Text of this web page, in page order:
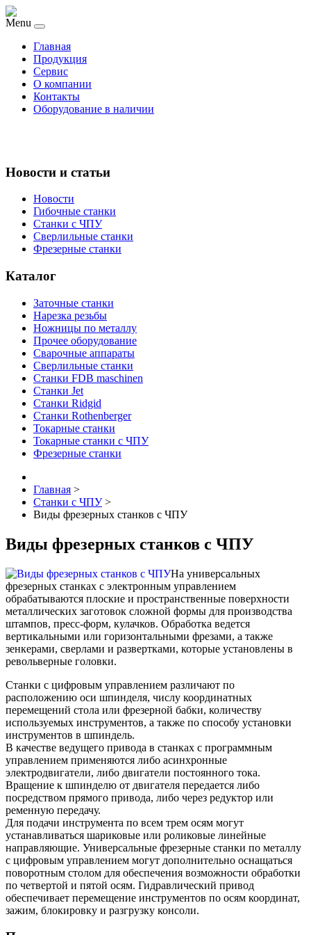
Menu
Главная
Продукция
Сервис
О компании
Контакты
Оборудование в наличии
Новости и статьи
Новости
Гибочные станки
Станки с ЧПУ
Сверлильные станки
Фрезерные станки
Каталог
Заточные станки
Нарезка резьбы
Ножницы по металлу
Прочее оборудование
Сварочные аппараты
Сверлильные станки
Станки FDB maschinen
Станки Jet
Станки Ridgid
Станки Rothenberger
Токарные станки
Токарные станки с ЧПУ
Фрезерные станки
Главная >
Станки с ЧПУ >
Виды фрезерных станков с ЧПУ
Виды фрезерных станков с ЧПУ
На универсальных
фрезерных станках с электронным управлением
обрабатываются плоские и пространственные поверхности
металлических заготовок сложной формы для производства
штампов, пресс-форм, кулачков. Обработка ведется
вертикальными или горизонтальными фрезами, а также
зенкерами, сверлами и развертками, которые установлены в
револьверные головки.
Станки с цифровым управлением различают по
расположению оси шпинделя, числу координатных
перемещений стола или фрезерной бабки, количеству
используемых инструментов, а также по способу установки
инструментов в шпиндель.
В качестве ведущего привода в станках с программным
управлением применяются либо асинхронные
электродвигатели, либо двигатели постоянного тока.
Вращение к шпинделю от двигателя передается либо
посредством прямого привода, либо через редуктор или
ременную передачу.
Для подачи инструмента по всем трем осям могут
устанавливаться шариковые или роликовые линейные
направляющие. Универсальные фрезерные станки по металлу
с цифровым управлением могут дополнительно оснащаться
поворотным столом для обеспечения возможности обработки
по четвертой и пятой осям. Гидравлический привод
обеспечивает перемещение инструментов по осям координат,
зажим, блокировку и разгрузку консоли.